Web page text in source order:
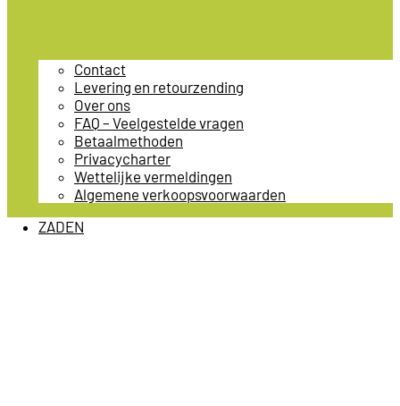
Contact
Levering en retourzending
Over ons
FAQ – Veelgestelde vragen
Betaalmethoden
Privacycharter
Wettelijke vermeldingen
Algemene verkoopsvoorwaarden
ZADEN